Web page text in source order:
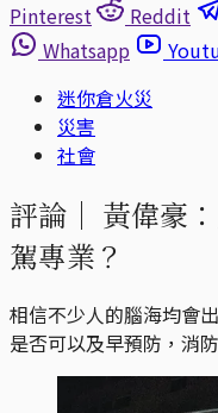
Pinterest
Reddit
Whatsapp
迷你倉火災
災害
社會
評論｜ 黃偉豪
駕專業？
相信不少人的腦海均會
是否可以及早預防，消